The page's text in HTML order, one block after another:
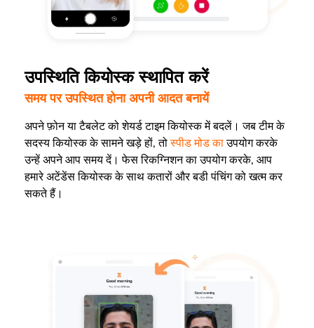
उपस्थिति कियोस्क स्थापित करें
समय पर उपस्थित होना अपनी आदत बनायें
अपने फ़ोन या टैबलेट को शेयर्ड टाइम कियोस्क में बदलें। जब टीम के
सदस्य कियोस्क के सामने खड़े हों, तोस्पीड मोड काउपयोग करके
उन्हें अपने आप समय दें। फेस रिकग्निशन का उपयोग करके, आप
हमारे अटेंडेंस कियोस्क के साथ कतारों और बडी पंचिंग को खत्म कर
सकते हैं।